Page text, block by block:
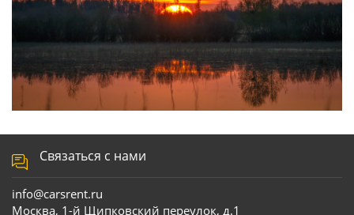
Связаться с нами
info@carsrent.ru
Москва, 1-й Щипковский переулок, д.1